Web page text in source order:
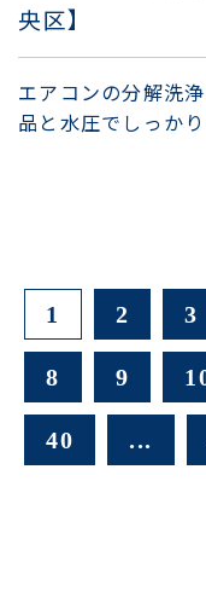
央区】
エアコンの分解洗
品と水圧でしっかり
1 2 3
8 9
40 ...